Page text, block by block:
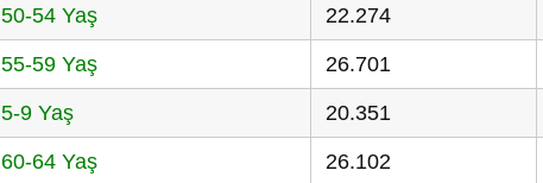
50-54 Yaş 22.274
55-59 Yaş 26.701
5-9 Yaş 20.351
60-64 Yaş 26.102